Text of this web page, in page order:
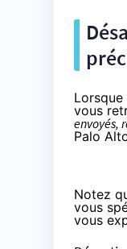
vous
envoyés,
Palo
Notez
vous
vous